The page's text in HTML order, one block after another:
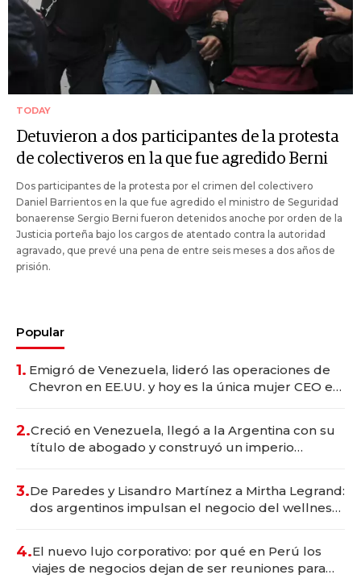
TODAY
Detuvieron a dos participantes de la protesta
de colectiveros en la que fue agredido Berni
Dos participantes de la protesta por el crimen del colectivero
Daniel Barrientos en la que fue agredido el ministro de Seguridad
bonaerense Sergio Berni fueron detenidos anoche por orden de la
Justicia porteña bajo los cargos de atentado contra la autoridad
agravado, que prevé una pena de entre seis meses a dos años de
prisión.
Popular
1. Emigró de Venezuela, lideró las operaciones de
Chevron en EE.UU. y hoy es la única mujer CEO en
2.Creció en Venezuela, llegó a la Argentina con su
título de abogado y construyó un imperio
3.De Paredes y Lisandro Martínez a Mirtha Legrand:
dos argentinos impulsan el negocio del wellness
4.El nuevo lujo corporativo: por qué en Perú los
viajes de negocios dejan de ser reuniones para